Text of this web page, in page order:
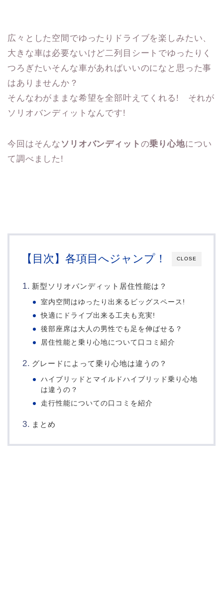
広々とした空間でゆったりドライブを楽しみたい、
大きな車は必要ないけど二列目シートでゆったりく
つろぎたいそんな車があればいいのになと思った事
はありませんか？
そんなわがままな希望を全部叶えてくれる! それが
ソリオバンディットなんです!
今回はそんな ソリオバンディット の乗り心地につい
て調べました!
CLOSE
【目次】各項目へジャンプ！
新型ソリオバンディット居住性能は？
室内空間はゆったり出来るビッグスペース!
快適にドライブ出来る工夫も充実!
後部座席は大人の男性でも足を伸ばせる？
居住性能と乗り心地について口コミ紹介
グレードによって乗り心地は違うの？
ハイブリッドとマイルドハイブリッド乗り心地
は違うの？
走行性能についての口コミを紹介
まとめ